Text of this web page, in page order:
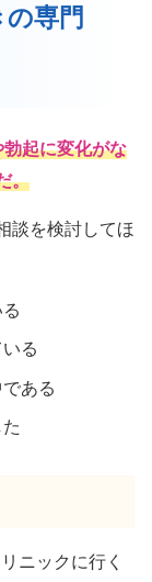
専門
起に変化がな
。
談を検討してほ
る
ある
ニックに行く